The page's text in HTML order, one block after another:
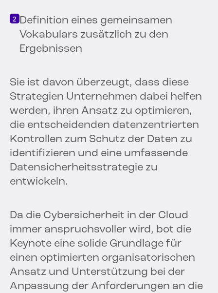
Definition eines gemeinsamen
Vokabulars zusätzlich zu den
Ergebnissen
Sie ist davon überzeugt, dass diese
Strategien Unternehmen dabei helfen
werden, ihren Ansatz zu optimieren,
die entscheidenden datenzentrierten
Kontrollen zum Schutz der Daten zu
identifizieren und eine umfassende
Datensicherheitsstrategie zu
entwickeln.
Da die Cybersicherheit in der Cloud
immer anspruchsvoller wird, bot die
Keynote eine solide Grundlage für
einen optimierten organisatorischen
Ansatz und Unterstützung bei der
Anpassung der Anforderungen an die